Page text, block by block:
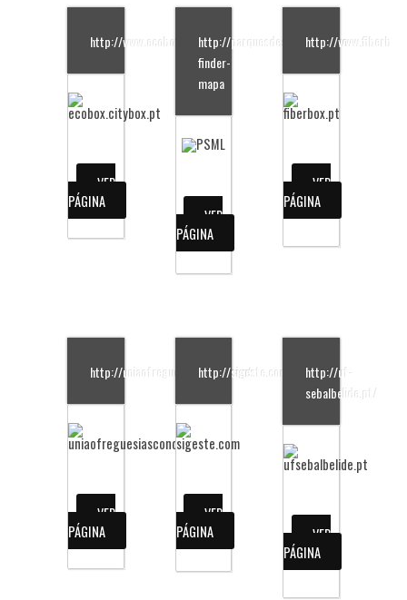
http://www.ecobox.pt
VER
PÁGINA
http://parquesdesintra.pt/tree-
finder-
mapa
VER
PÁGINA
http://
VER
PÁGINA
http://uniaofreguesiascondeixa.pt
VER
PÁGINA
http://sigeste.com
VER
PÁGINA
http://uf-
sebalbelide.pt/
VER
PÁGINA